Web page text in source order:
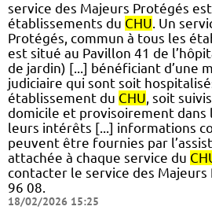
service des Majeurs Protégés
établissements du CHU. Un
Protégés, commun à tous les
est situé au Pavillon 41 de
de jardin) [...] bénéficiant d’une
judiciaire qui sont soit
établissement du CHU, soit
domicile et provisoirement dans
leurs intérêts [...] informations
peuvent être fournies par
attachée à chaque service du
contacter le service des Majeurs
96 08.
18/02/2026 15:25